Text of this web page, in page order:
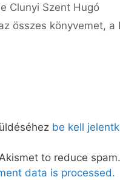
Clunyi Szent Hugó
összes könyvemet, a
be kell
to reduce spam.
data is processed.